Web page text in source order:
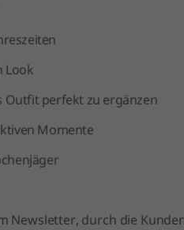
Look
Outfit perfekt zu ergänzen
Momente
Newsletter, durch die